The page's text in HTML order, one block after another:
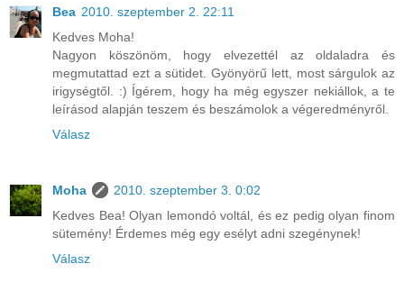
Bea 2010. szeptember 2. 22:11
Kedves Moha!
Nagyon köszönöm, hogy elvezettél az oldaladra és
megmutattad ezt a sütidet. Gyönyörű lett, most sárgulok az
irigységtől. :) Ígérem, hogy ha még egyszer nekiállok, a te
leírásod alapján teszem és beszámolok a végeredményről.
Válasz
Moha
2010. szeptember 3. 0:02
Kedves Bea! Olyan lemondó voltál, és ez pedig olyan finom
sütemény! Érdemes még egy esélyt adni szegénynek!
Válasz